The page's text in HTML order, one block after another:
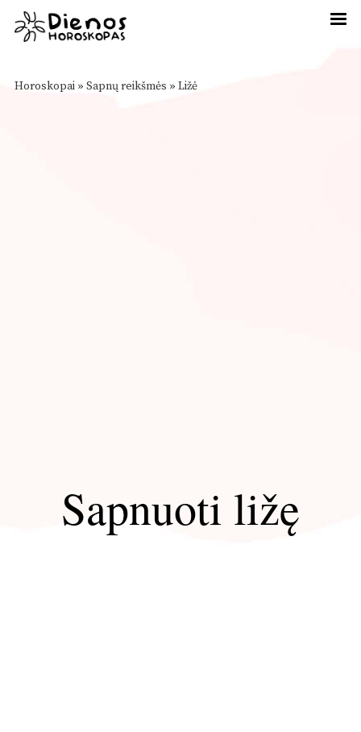
Horoskopai » Sapnų reikšmės » Ližė
Sapnuoti ližę